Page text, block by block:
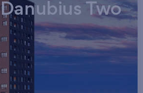
Danubius Two